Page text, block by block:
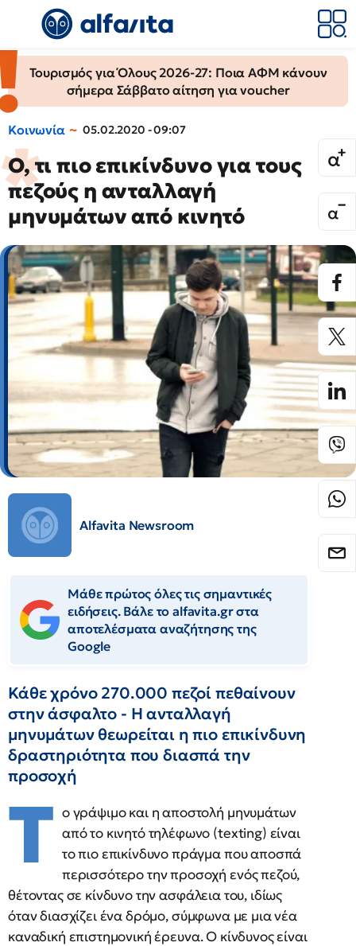
Τουρισμός για Όλους 2026-27: Ποια ΑΦΜ κάνουν
σήμερα Σάββατο αίτηση για voucher
Κοινωνία 05.02.2020 - 09:07
Ο, τι πιο επικίνδυνο για τους
πεζούς η ανταλλαγή
μηνυμάτων από κινητό
Alfavita Newsroom
Μάθε πρώτος όλες τις σημαντικές
ειδήσεις. Βάλε το alfavita.gr στα
αποτελέσματα αναζήτησης της
Google
Κάθε χρόνο 270.000 πεζοί πεθαίνουν
στην άσφαλτο - Η ανταλλαγή
μηνυμάτων θεωρείται η πιο επικίνδυνη
δραστηριότητα που διασπά την
προσοχή
Τ ο γράψιμο και η αποστολή μηνυμάτων
από το κινητό τηλέφωνο (texting) είναι
το πιο επικίνδυνο πράγμα που αποσπά
περισσότερο την προσοχή ενός πεζού,
θέτοντας σε κίνδυνο την ασφάλεια του, ιδίως
όταν διασχίζει ένα δρόμο, σύμφωνα με μια νέα
καναδική επιστημονική έρευνα. Ο κίνδυνος είναι